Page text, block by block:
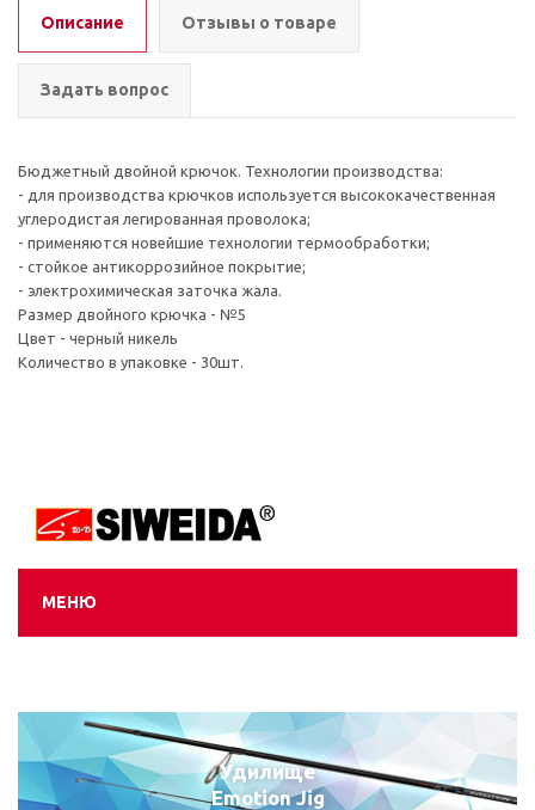
Описание Отзывы о товаре
Задать вопрос
Бюджетный двойной крючок. Технологии производства:
- для производства крючков используется высококачественная
углеродистая легированная проволока;
- применяются новейшие технологии термообработки;
- стойкое антикоррозийное покрытие;
- электрохимическая заточка жала.
Размер двойного крючка - №5
Цвет - черный никель
Количество в упаковке - 30шт.
МЕНЮ
Удилище
Emotion Jig